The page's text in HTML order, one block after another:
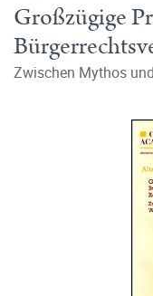
Großzügige
Zwischen Mythos